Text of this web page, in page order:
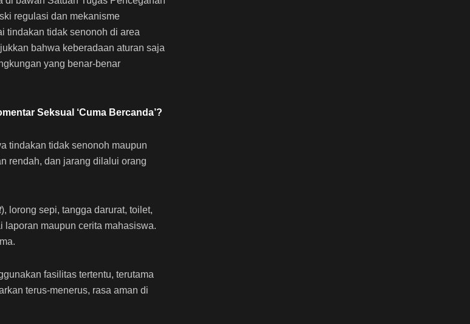
regulasi dan mekanisme
tindakan tidak senonoh di area
bahwa keberadaan aturan saja
yang benar-benar
Seksual ‘Cuma Bercanda’?
tindakan tidak senonoh maupun
rendah, dan jarang dilalui orang
), lorong sepi, tangga darurat, toilet,
laporan maupun cerita mahasiswa.
fasilitas tertentu, terutama
terus-menerus, rasa aman di